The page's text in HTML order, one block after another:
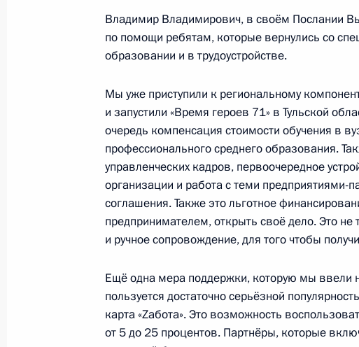
22 июля 2024 года, 15:00
Внесены изменения в закон о жилищных
выезжающим из районов Крайнего
к ним местностей
13 июля 2024 года, 15:00
До конца 2030 года продлена мера
семей в части погашения ипотечного
Заседание Совета по стратегическому
Владимир Владимирович, в своём Послании
по помощи ребятам, которые вернулись со
образовании и в трудоустройстве.
Мы уже приступили к региональному
и запустили «Время героев 71» в Тульской
очередь компенсация стоимости обучения в
профессионального среднего образования.
управленческих кадров, первоочередное
организации и работа с теми
соглашения. Также это льготное
предпринимателем, открыть своё дело. Это
и ручное сопровождение, для того чтобы
Ещё одна мера поддержки, которую мы ввели
пользуется достаточно серьёзной
карта «Zабота». Это возможность
от 5 до 25 процентов. Партнёры, которые